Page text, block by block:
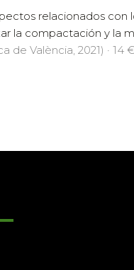
relacionados
la compactación y la
de València, 2021) · 14